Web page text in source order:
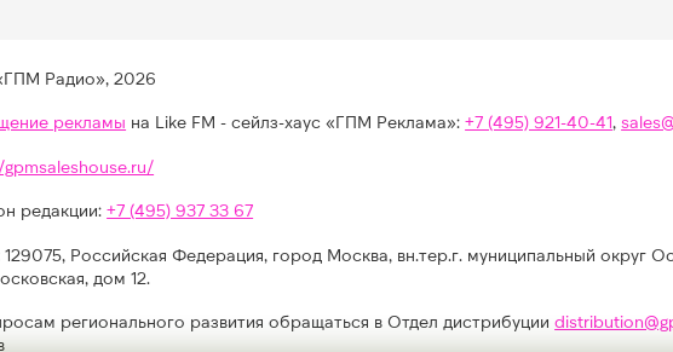
Радио», 2026
рекламы на Like FM - сейлз-хаус «ГПМ Реклама»:+7 (495) 921-40-41,
редакции:+7 (495) 937 33 67
129075, Российская Федерация, город Москва, вн.тер.г. муниципальный округ
дом 12.
регионального развития обращаться в Отдел дистрибуции